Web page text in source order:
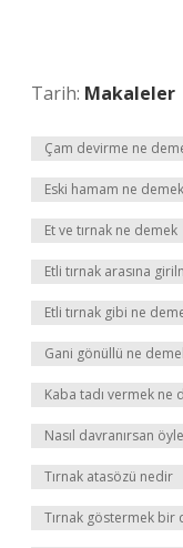
Tarih: Makaleler
Çam devirme ne
Eski hamam ne demek
Et ve tırnak ne demek
Etli tırnak arasına
Etli tırnak gibi ne
Gani gönüllü ne
Kaba tadı vermek ne
Nasıl davranırsan
Tırnak atasözü nedir
Tırnak göstermek bir